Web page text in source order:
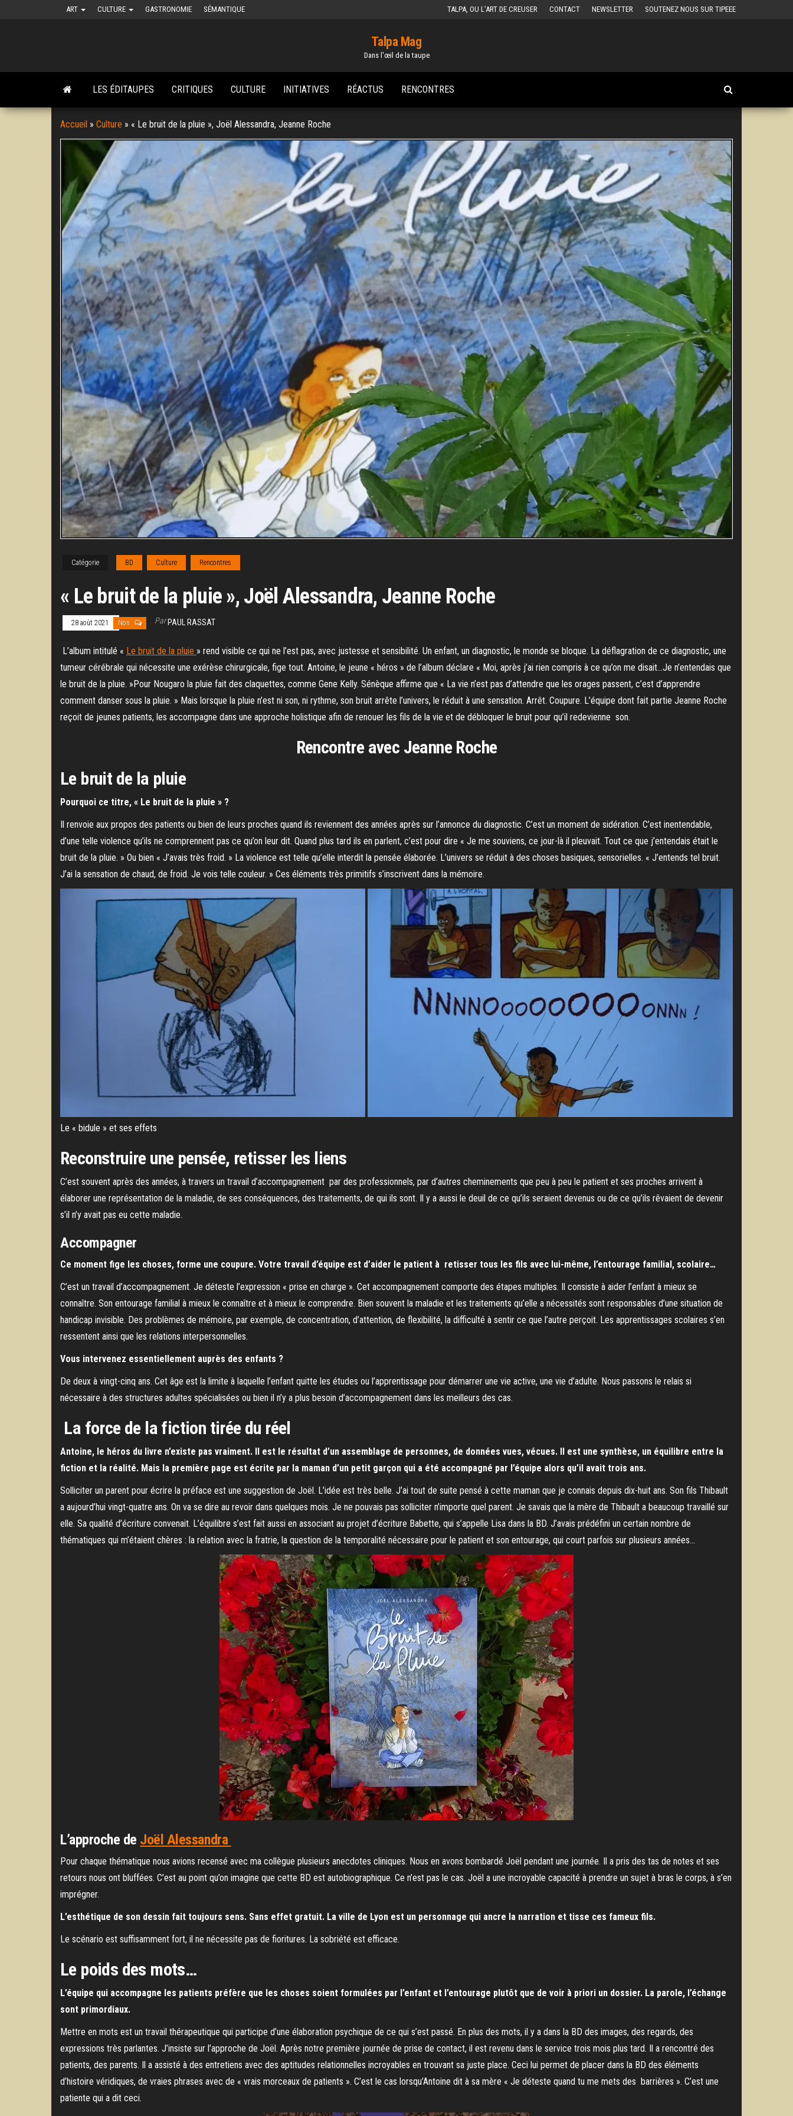
ART CULTURE GASTRONOMIE SÉMANTIQUE TALPA, OU L’ART DE CREUSER CONTACT NEWSLETTER SOUTENEZ NOUS SUR TIPEEE
Talpa Mag
Dans l'œil de la taupe
LES ÉDITAUPES CRITIQUES CULTURE INITIATIVES RÉACTUS RENCONTRES
Accueil » Culture » « Le bruit de la pluie », Joël Alessandra, Jeanne Roche
Catégorie BD Culture Rencontres
« Le bruit de la pluie », Joël Alessandra, Jeanne Roche
28 août 2021 Non ParPAUL RASSAT
L’album intitulé « Le bruit de la pluie » rend visible ce qui ne l’est pas, avec justesse et sensibilité. Un enfant, un diagnostic, le monde se bloque. La déflagration de ce diagnostic, une
tumeur cérébrale qui nécessite une exérèse chirurgicale, fige tout. Antoine, le jeune « héros » de l’album déclare « Moi, après j’ai rien compris à ce qu’on me disait…Je n’entendais que
le bruit de la pluie. »Pour Nougaro la pluie fait des claquettes, comme Gene Kelly. Sénèque affirme que « La vie n’est pas d’attendre que les orages passent, c’est d’apprendre
comment danser sous la pluie. » Mais lorsque la pluie n’est ni son, ni rythme, son bruit arrête l’univers, le réduit à une sensation. Arrêt. Coupure. L’équipe dont fait partie Jeanne Roche
reçoit de jeunes patients, les accompagne dans une approche holistique afin de renouer les fils de la vie et de débloquer le bruit pour qu’il redevienne son.
Rencontre avec Jeanne Roche
Le bruit de la pluie
Pourquoi ce titre, « Le bruit de la pluie » ?
Il renvoie aux propos des patients ou bien de leurs proches quand ils reviennent des années après sur l’annonce du diagnostic. C’est un moment de sidération. C’est inentendable,
d’une telle violence qu’ils ne comprennent pas ce qu’on leur dit. Quand plus tard ils en parlent, c’est pour dire « Je me souviens, ce jour-là il pleuvait. Tout ce que j’entendais était le
bruit de la pluie. » Ou bien « J’avais très froid. » La violence est telle qu’elle interdit la pensée élaborée. L’univers se réduit à des choses basiques, sensorielles. « J’entends tel bruit.
J’ai la sensation de chaud, de froid. Je vois telle couleur. » Ces éléments très primitifs s’inscrivent dans la mémoire.
Le « bidule » et ses effets
Reconstruire une pensée, retisser les liens
C’est souvent après des années, à travers un travail d’accompagnement par des professionnels, par d’autres cheminements que peu à peu le patient et ses proches arrivent à
élaborer une représentation de la maladie, de ses conséquences, des traitements, de qui ils sont. Il y a aussi le deuil de ce qu’ils seraient devenus ou de ce qu’ils rêvaient de devenir
s’il n’y avait pas eu cette maladie.
Accompagner
Ce moment fige les choses, forme une coupure. Votre travail d’équipe est d’aider le patient à retisser tous les fils avec lui-même, l’entourage familial, scolaire…
C’est un travail d’accompagnement. Je déteste l’expression « prise en charge ». Cet accompagnement comporte des étapes multiples. Il consiste à aider l’enfant à mieux se
connaître. Son entourage familial à mieux le connaître et à mieux le comprendre. Bien souvent la maladie et les traitements qu’elle a nécessités sont responsables d’une situation de
handicap invisible. Des problèmes de mémoire, par exemple, de concentration, d’attention, de flexibilité, la difficulté à sentir ce que l’autre perçoit. Les apprentissages scolaires s’en
ressentent ainsi que les relations interpersonnelles.
Vous intervenez essentiellement auprès des enfants ?
De deux à vingt-cinq ans. Cet âge est la limite à laquelle l’enfant quitte les études ou l’apprentissage pour démarrer une vie active, une vie d’adulte. Nous passons le relais si
nécessaire à des structures adultes spécialisées ou bien il n’y a plus besoin d’accompagnement dans les meilleurs des cas.
La force de la fiction tirée du réel
Antoine, le héros du livre n’existe pas vraiment. Il est le résultat d’un assemblage de personnes, de données vues, vécues. Il est une synthèse, un équilibre entre la
fiction et la réalité. Mais la première page est écrite par la maman d’un petit garçon qui a été accompagné par l’équipe alors qu’il avait trois ans.
Solliciter un parent pour écrire la préface est une suggestion de Joël. L’idée est très belle. J’ai tout de suite pensé à cette maman que je connais depuis dix-huit ans. Son fils Thibault
a aujourd’hui vingt-quatre ans. On va se dire au revoir dans quelques mois. Je ne pouvais pas solliciter n’importe quel parent. Je savais que la mère de Thibault a beaucoup travaillé sur
elle. Sa qualité d’écriture convenait. L’équilibre s’est fait aussi en associant au projet d’écriture Babette, qui s’appelle Lisa dans la BD. J’avais prédéfini un certain nombre de
thématiques qui m’étaient chères : la relation avec la fratrie, la question de la temporalité nécessaire pour le patient et son entourage, qui court parfois sur plusieurs années…
L’approche de Joël Alessandra
Pour chaque thématique nous avions recensé avec ma collègue plusieurs anecdotes cliniques. Nous en avons bombardé Joël pendant une journée. Il a pris des tas de notes et ses
retours nous ont bluffées. C’est au point qu’on imagine que cette BD est autobiographique. Ce n’est pas le cas. Joël a une incroyable capacité à prendre un sujet à bras le corps, à s’en
imprégner.
L’esthétique de son dessin fait toujours sens. Sans effet gratuit. La ville de Lyon est un personnage qui ancre la narration et tisse ces fameux fils.
Le scénario est suffisamment fort, il ne nécessite pas de fioritures. La sobriété est efficace.
Le poids des mots…
L’équipe qui accompagne les patients préfère que les choses soient formulées par l’enfant et l’entourage plutôt que de voir à priori un dossier. La parole, l’échange
sont primordiaux.
Mettre en mots est un travail thérapeutique qui participe d’une élaboration psychique de ce qui s’est passé. En plus des mots, il y a dans la BD des images, des regards, des
expressions très parlantes. J’insiste sur l’approche de Joël. Après notre première journée de prise de contact, il est revenu dans le service trois mois plus tard. Il a rencontré des
patients, des parents. Il a assisté à des entretiens avec des aptitudes relationnelles incroyables en trouvant sa juste place. Ceci lui permet de placer dans la BD des éléments
d’histoire véridiques, de vraies phrases avec de « vrais morceaux de patients ». C’est le cas lorsqu’Antoine dit à sa mère « Je déteste quand tu me mets des barrières ». C’est une
patiente qui a dit ceci.